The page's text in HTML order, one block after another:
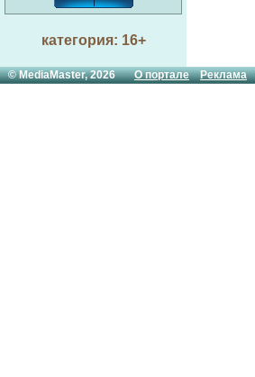
категория: 16+
© MediaMaster, 2026О портале Реклама